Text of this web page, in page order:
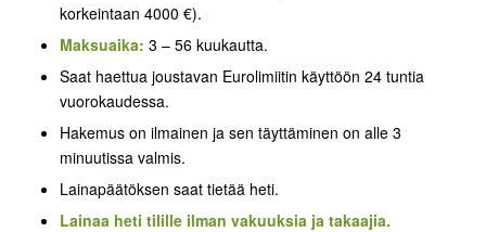
korkeintaan 4000 €).
Maksuaika: 3 – 56 kuukautta.
Saat haettua joustavan Eurolimiitin käyttöön 24 tuntia
vuorokaudessa.
Hakemus on ilmainen ja sen täyttäminen on alle 3
minuutissa valmis.
Lainapäätöksen saat tietää heti.
Lainaa heti tilille ilman vakuuksia ja takaajia.